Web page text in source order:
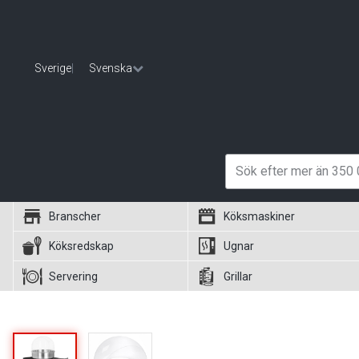
Sverige Svenska
Branscher Köksmaskiner
Köksredskap Ugnar
Servering Grillar